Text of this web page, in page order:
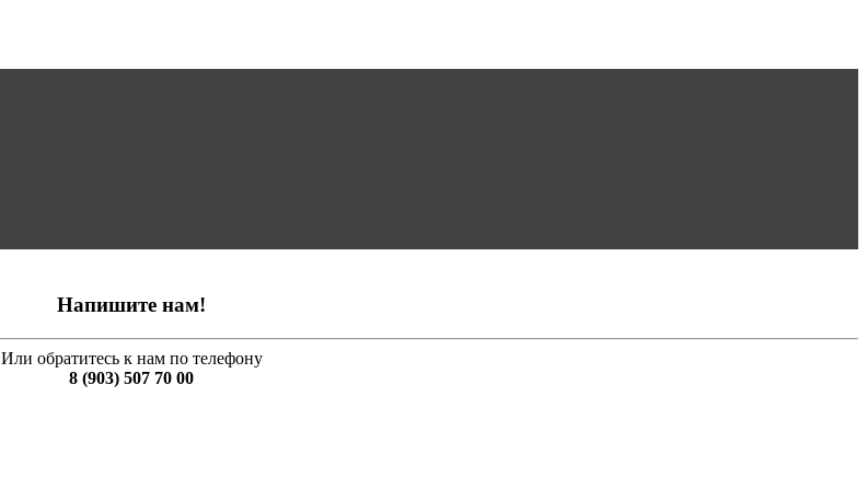
Напишите нам!
Или обратитесь к нам по телефону
8 (903) 507 70 00